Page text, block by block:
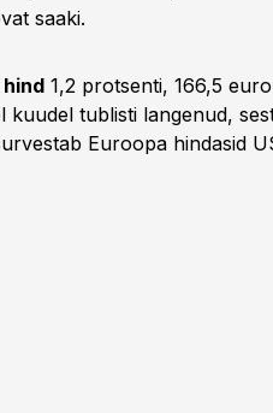
saaki.
1,2 protsenti, 166,5
tublisti langenud,
Euroopa hindasid